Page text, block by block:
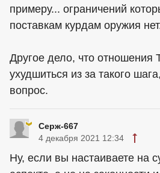
примеру... ограничений
поставкам курдам оружия
Другое дело, что отношения
ухудшиться из за такого
вопрос.
Серж-667
4 декабря 2021 12:34
Ну, если вы настаиваете на